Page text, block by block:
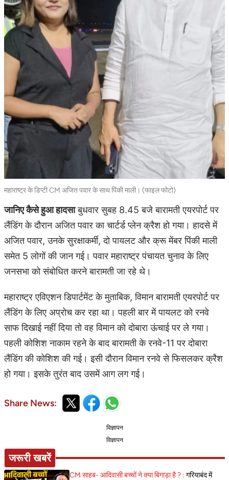
महाराष्ट्र के डिप्टी CM अजित पवार के साथ पिंकी माली। (फाइल फोटो)
जानिए कैसे हुआ हादसाबुधवार सुबह 8.45 बजे बारामती एयरपोर्ट पर
लैंडिंग के दौरान अजित पवार का चार्टर्ड प्लेन क्रैश हो गया। हादसे में
अजित पवार, उनके सुरक्षाकर्मी, दो पायलट और क्रू मेंबर पिंकी माली
समेत 5 लोगों की जान गई। पवार महाराष्ट्र पंचायत चुनाव के लिए
जनसभा को संबोधित करने बारामती जा रहे थे।
महाराष्ट्र एविएशन डिपार्टमेंट के मुताबिक, विमान बारामती एयरपोर्ट पर
लैंडिंग के लिए अप्रोच कर रहा था। पहली बार में पायलट को रनवे
साफ दिखाई नहीं दिया तो वह विमान को दोबारा ऊंचाई पर ले गया।
पहली कोशिश नाकाम रहने के बाद बारामती के रनवे-11 पर दोबारा
लैंडिंग की कोशिश की गई। इसी दौरान विमान रनवे से फिसलकर क्रैश
हो गया। इसके तुरंत बाद उसमें आग लग गई।
Share News:
विज्ञापन
विज्ञापन
जरूरी खबरें
CM साहब- आदिवासी बच्चों ने क्या बिगाड़ा है ? : गरियाबंद में